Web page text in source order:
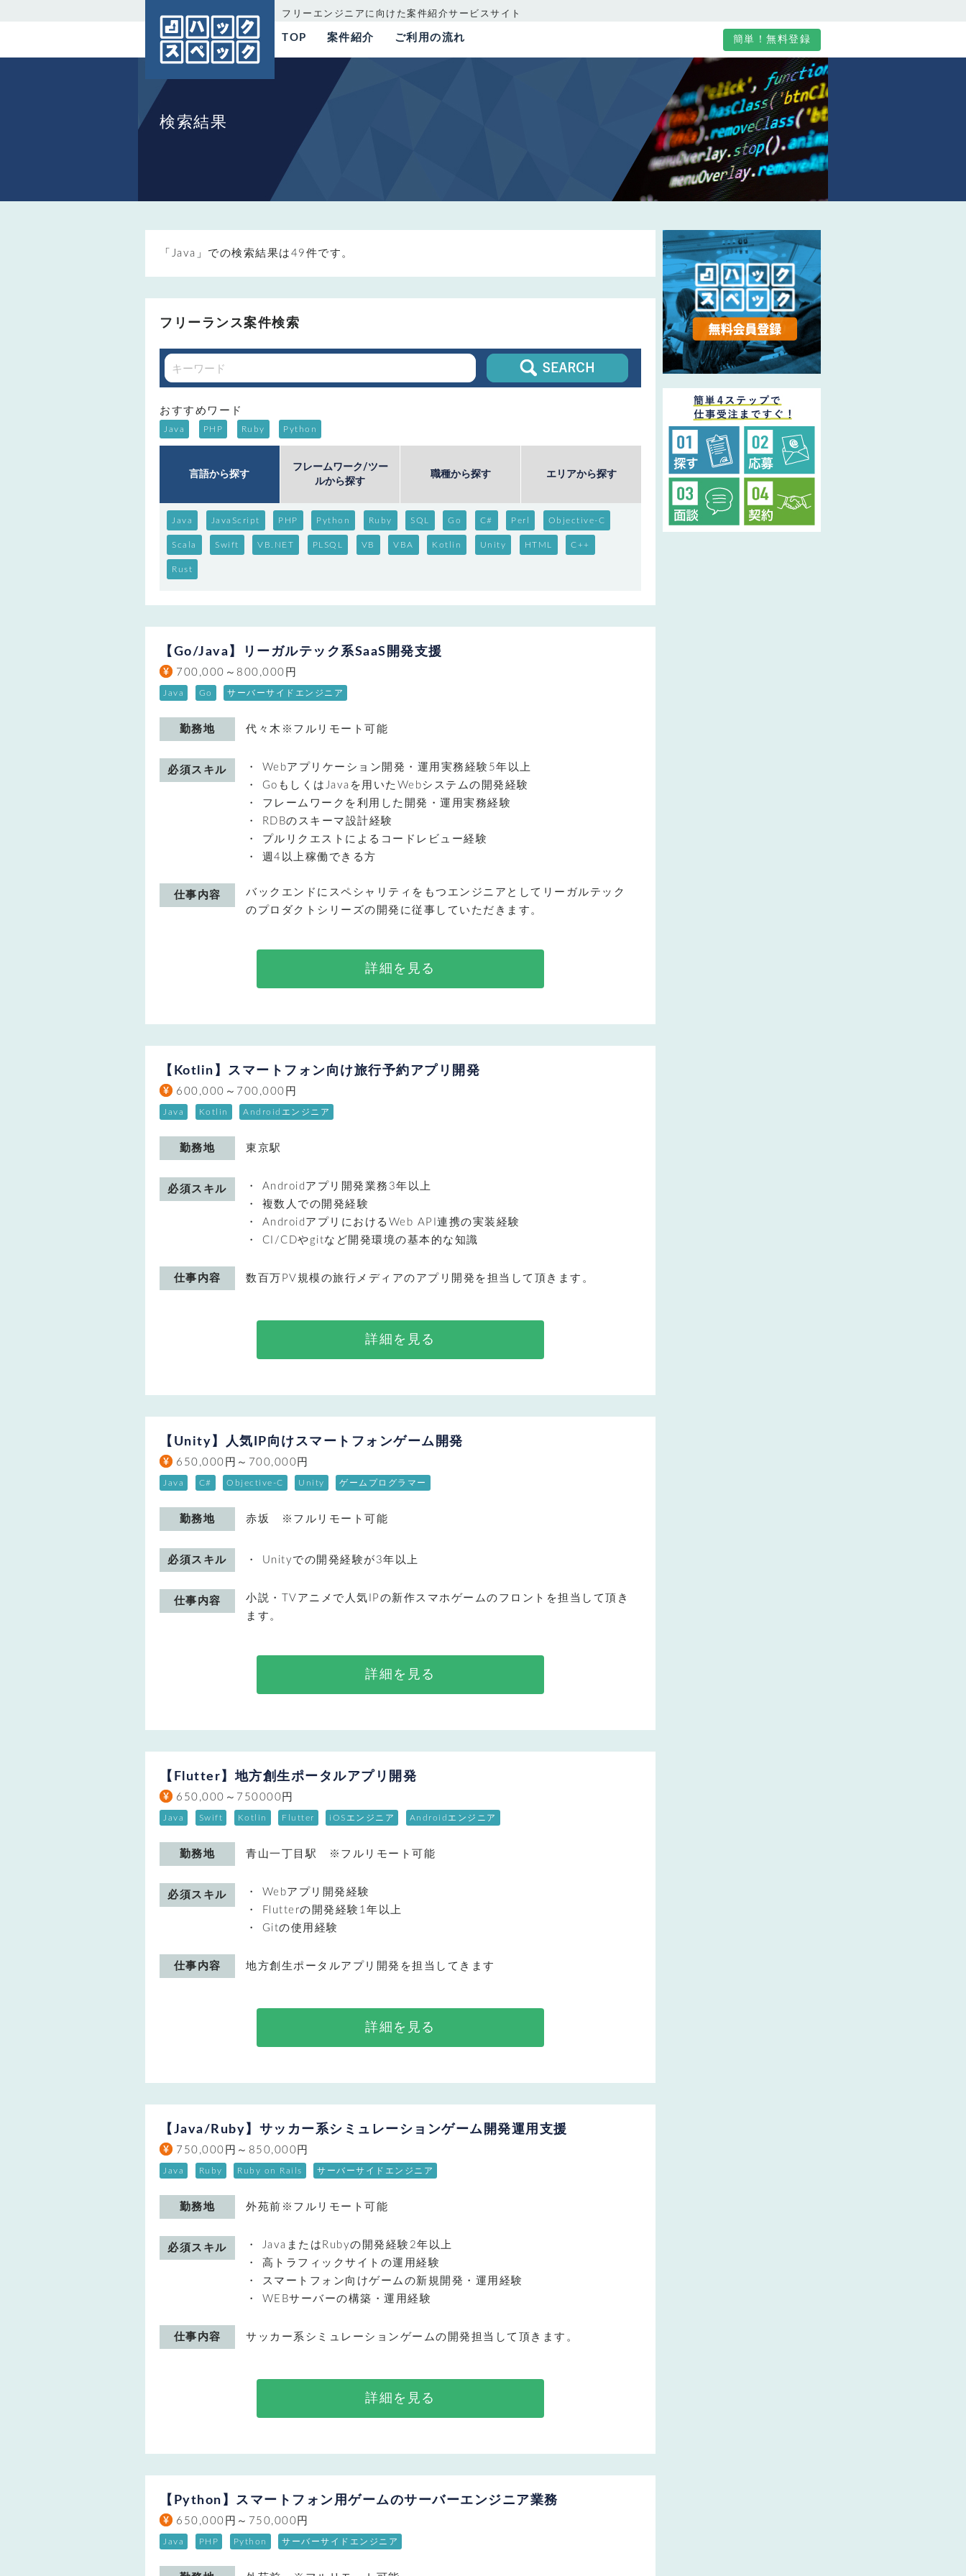
フリーエンジニアに向けた案件紹介サービスサイト
TOP 案件紹介 ご利用の流れ 簡単！無料登録
検索結果
「Java」での検索結果は49件です。
フリーランス案件検索
おすすめワード
Java PHP Ruby Python
言語から探す
フレームワーク/ツー
ルから探す
職種から探す エリアから探す
Java JavaScript PHP Python Ruby SQL Go C# Perl Objective-C
Scala Swift VB.NET PLSQL VB VBA Kotlin Unity HTML C++
Rust
【Go/Java】リーガルテック系SaaS開発支援
700,000～800,000円
Java Go サーバーサイドエンジニア
勤務地 代々木※フルリモート可能
必須スキル
Webアプリケーション開発・運用実務経験5年以上
GoもしくはJavaを用いたWebシステムの開発経験
フレームワークを利用した開発・運用実務経験
RDBのスキーマ設計経験
プルリクエストによるコードレビュー経験
週4以上稼働できる方
仕事内容
バックエンドにスペシャリティをもつエンジニアとしてリーガルテック
のプロダクトシリーズの開発に従事していただきます。
詳細を見る
【Kotlin】スマートフォン向け旅行予約アプリ開発
600,000～700,000円
Java Kotlin Androidエンジニア
勤務地 東京駅
必須スキル
Androidアプリ開発業務3年以上
複数人での開発経験
AndroidアプリにおけるWeb API連携の実装経験
CI/CDやgitなど開発環境の基本的な知識
仕事内容 数百万PV規模の旅行メディアのアプリ開発を担当して頂きます。
詳細を見る
【Unity】人気IP向けスマートフォンゲーム開発
650,000円～700,000円
Java C# Objective-C Unity ゲームプログラマー
勤務地 赤坂 ※フルリモート可能
必須スキル Unityでの開発経験が3年以上
仕事内容
小説・TVアニメで人気IPの新作スマホゲームのフロントを担当して頂き
ます。
詳細を見る
【Flutter】地方創生ポータルアプリ開発
650,000～750000円
Java Swift Kotlin Flutter iOSエンジニア Androidエンジニア
勤務地 青山一丁目駅 ※フルリモート可能
必須スキル
Webアプリ開発経験
Flutterの開発経験1年以上
Gitの使用経験
仕事内容 地方創生ポータルアプリ開発を担当してきます
詳細を見る
【Java/Ruby】サッカー系シミュレーションゲーム開発運用支援
750,000円～850,000円
Java Ruby Ruby on Rails サーバーサイドエンジニア
勤務地 外苑前※フルリモート可能
必須スキル
JavaまたはRubyの開発経験2年以上
高トラフィックサイトの運用経験
スマートフォン向けゲームの新規開発・運用経験
WEBサーバーの構築・運用経験
仕事内容 サッカー系シミュレーションゲームの開発担当して頂きます。
詳細を見る
【Python】スマートフォン用ゲームのサーバーエンジニア業務
650,000円～750,000円
Java PHP Python サーバーサイドエンジニア